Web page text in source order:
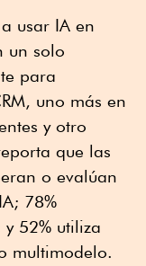
usar IA en
un solo
para
uno más en
y otro
que las
o evalúan
78%
52% utiliza
multimodelo.